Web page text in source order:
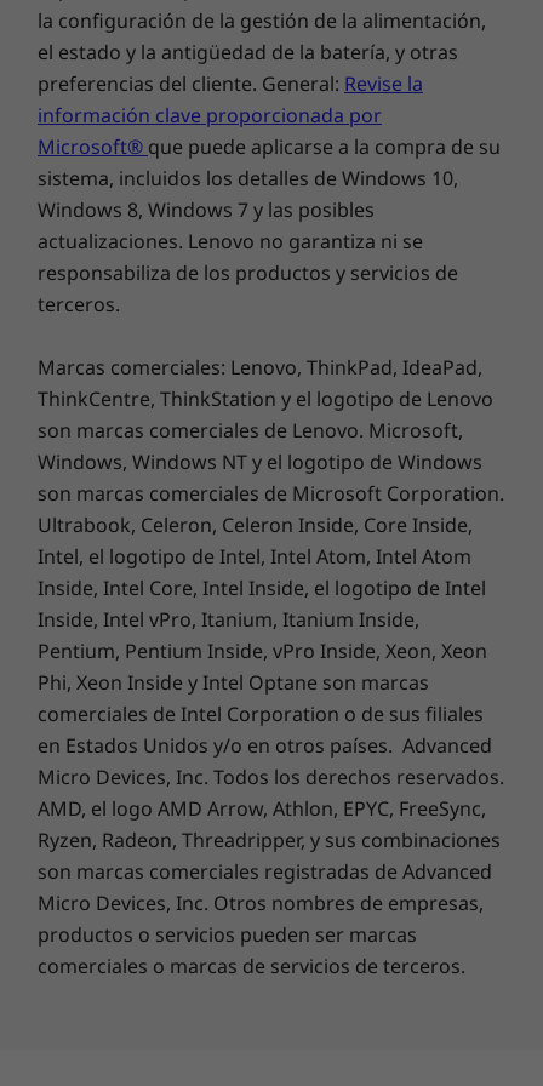
conexiones rápidas y constantes incluso en
plataformas públicas concurridas. O elige la
tarjeta LTE-A opcional, que te permite
conectarte allí donde haya cobertura*. Ya no
tienes que preocuparte de estar fuera de línea
a menos que quieras estarlo.
* WWAN debe configurarse en el momento de la compra y requiere
Más resistente que un ordenador medio
El portátil ThinkPad T15 se ha probado con 12
especificaciones de nivel militar y se ha
sometido a más de 200 pruebas de calidad
para garantizar un funcionamiento
ininterrumpido en condiciones extremas.
Puedes confiar en estos portátiles para todo
aquello que la vida ponga en tu camino, ya sea
la configuración de la gestión de la alimentación,
el estado y la antigüedad de la batería, y otras
preferencias del cliente. General: Revise la
información clave proporcionada por
Microsoft® que puede aplicarse a la compra de su
sistema, incluidos los detalles de Windows 10,
Windows 8, Windows 7 y las posibles
actualizaciones. Lenovo no garantiza ni se
responsabiliza de los productos y servicios de
terceros.
Marcas comerciales: Lenovo, ThinkPad, IdeaPad,
ThinkCentre, ThinkStation y el logotipo de Lenovo
son marcas comerciales de Lenovo. Microsoft,
Windows, Windows NT y el logotipo de Windows
son marcas comerciales de Microsoft Corporation.
Ultrabook, Celeron, Celeron Inside, Core Inside,
Intel, el logotipo de Intel, Intel Atom, Intel Atom
Inside, Intel Core, Intel Inside, el logotipo de Intel
Inside, Intel vPro, Itanium, Itanium Inside,
Pentium, Pentium Inside, vPro Inside, Xeon, Xeon
Phi, Xeon Inside y Intel Optane son marcas
comerciales de Intel Corporation o de sus filiales
en Estados Unidos y/o en otros países. Advanced
Micro Devices, Inc. Todos los derechos reservados.
AMD, el logo AMD Arrow, Athlon, EPYC, FreeSync,
Ryzen, Radeon, Threadripper, y sus combinaciones
son marcas comerciales registradas de Advanced
Micro Devices, Inc. Otros nombres de empresas,
productos o servicios pueden ser marcas
comerciales o marcas de servicios de terceros.